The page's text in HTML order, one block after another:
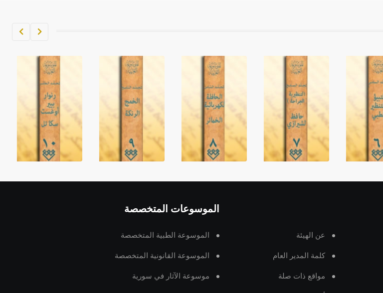
عن الهيئة
كلمة المدير العام
مواقع ذات صلة
الموسوعات المتخصصة
الموسوعة الطبية المتخصصة
الموسوعة القانونية المتخصصة
موسوعة الآثار في سورية